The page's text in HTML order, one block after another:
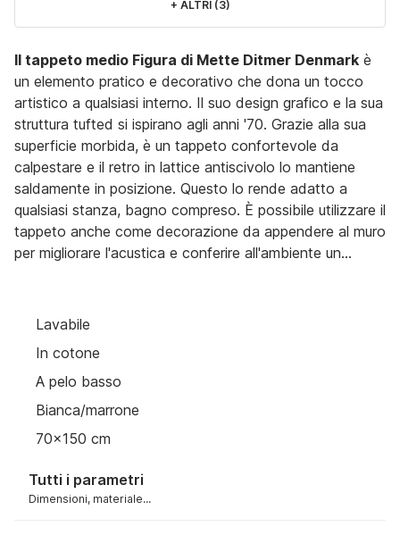
+ ALTRI (3)
Il tappeto medio Figura di Mette Ditmer Denmark è
un elemento pratico e decorativo che dona un tocco
artistico a qualsiasi interno. Il suo design grafico e la sua
struttura tufted si ispirano agli anni '70. Grazie alla sua
superficie morbida, è un tappeto confortevole da
calpestare e il retro in lattice antiscivolo lo mantiene
saldamente in posizione. Questo lo rende adatto a
qualsiasi stanza, bagno compreso. È possibile utilizzare il
tappeto anche come decorazione da appendere al muro
per migliorare l'acustica e conferire all'ambiente un
Lavabile
In cotone
A pelo basso
Bianca/marrone
70x150 cm
Tutti i parametri
Dimensioni, materiale...